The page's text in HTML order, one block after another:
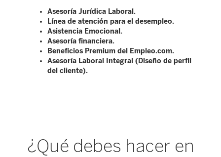
Asesoría Jurídica Laboral.
Línea de atención para el desempleo.
Asistencia Emocional.
Asesoría financiera.
Beneficios Premium del Empleo.com.
Asesoría Laboral Integral (Diseño de perfil
del cliente).
¿Qué debes hacer en